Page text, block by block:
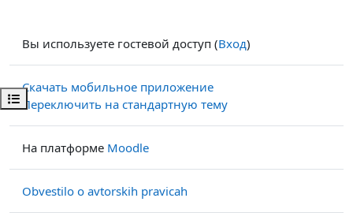
Открыть оглавление курса
Вы используете гостевой доступ (Вход)
Скачать мобильное приложение
Переключить на стандартную тему
На платформе Moodle
Obvestilo o avtorskih pravicah